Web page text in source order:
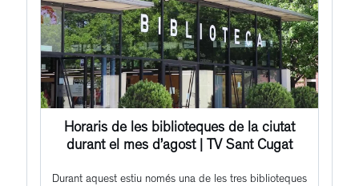
Horaris de les biblioteques de la ciutat
durant el mes d’agost | TV Sant Cugat
Durant aquest estiu només una de les tres biblioteques